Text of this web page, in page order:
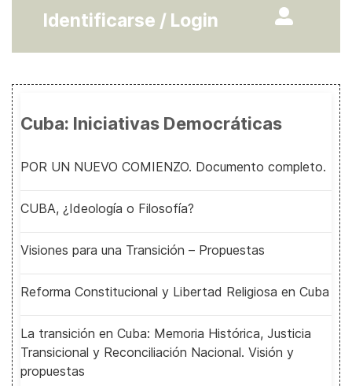
Identificarse / Login
Cuba: Iniciativas Democráticas
POR UN NUEVO COMIENZO. Documento completo.
CUBA, ¿Ideología o Filosofía?
Visiones para una Transición – Propuestas
Reforma Constitucional y Libertad Religiosa en Cuba
La transición en Cuba: Memoria Histórica, Justicia
Transicional y Reconciliación Nacional. Visión y
propuestas